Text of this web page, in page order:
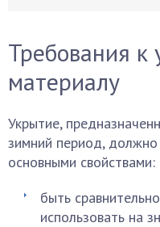
Требования к
материалу
Укрытие,
зимний период,
основными свойствами:
быть
использовать на